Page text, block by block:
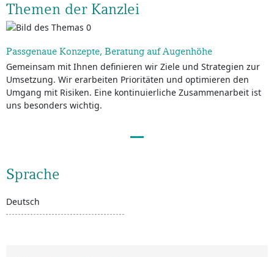
Themen der Kanzlei
Passgenaue Konzepte, Beratung auf Augenhöhe
Gemeinsam mit Ihnen definieren wir Ziele und Strategien zur
Umsetzung. Wir erarbeiten Prioritäten und optimieren den
Umgang mit Risiken. Eine kontinuierliche Zusammenarbeit ist
uns besonders wichtig.
Sprache
Deutsch